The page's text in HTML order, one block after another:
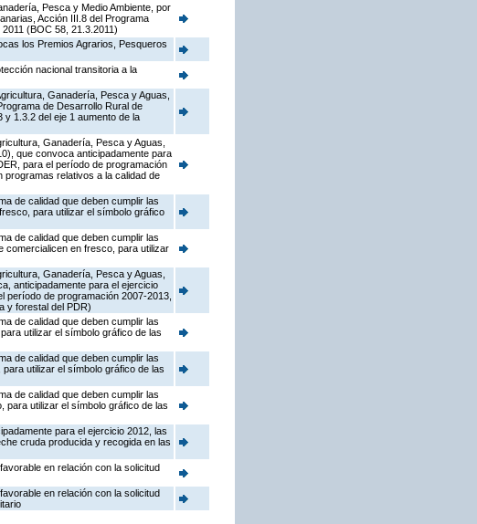
Pesca y Medio Ambiente, por
Acción III.8 del Programa
(BOC 58, 21.3.2011)
los Premios Agrarios, Pesqueros
nacional transitoria a la
Ganadería, Pesca y Aguas,
de Desarrollo Rural de
1.3.2 del eje 1 aumento de la
Ganadería, Pesca y Aguas,
que convoca anticipadamente para
para el período de programación
programas relativos a la calidad de
de calidad que deben cumplir las
para utilizar el símbolo gráfico
de calidad que deben cumplir las
comercialicen en fresco, para utilizar
Ganadería, Pesca y Aguas,
anticipadamente para el ejercicio
de programación 2007-2013,
y forestal del PDR)
de calidad que deben cumplir las
utilizar el símbolo gráfico de las
de calidad que deben cumplir las
utilizar el símbolo gráfico de las
de calidad que deben cumplir las
para utilizar el símbolo gráfico de las
para el ejercicio 2012, las
cruda producida y recogida en las
en relación con la solicitud
en relación con la solicitud